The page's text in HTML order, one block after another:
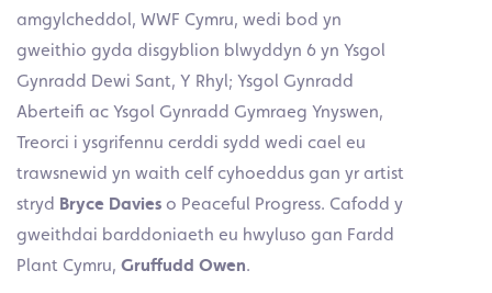
amgylcheddol, WWF Cymru, wedi bod yn
gweithio gyda disgyblion blwyddyn 6 yn Ysgol
Gynradd Dewi Sant, Y Rhyl; Ysgol Gynradd
Aberteifi ac Ysgol Gynradd Gymraeg Ynyswen,
Treorci i ysgrifennu cerddi sydd wedi cael eu
trawsnewid yn waith celf cyhoeddus gan yr artist
stryd Bryce Davies o Peaceful Progress. Cafodd y
gweithdai barddoniaeth eu hwyluso gan Fardd
Plant Cymru, Gruffudd Owen.